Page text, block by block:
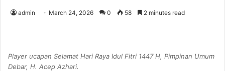
admin March 24, 2026 0 58 2 minutes read
Player ucapan Selamat Hari Raya Idul Fitri 1447 H, Pimpinan Umum
Debar, H. Acep Azhari.